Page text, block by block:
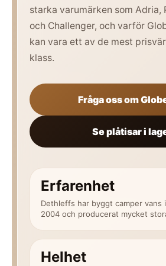
starka varumärken som Adria,
och Challenger, och varför
kan vara ett av de mest
klass.
Fråga oss om
Se plåtisar i
Erfarenhet
Dethleffs har byggt camper vans
2004 och producerat mycket
Helhet